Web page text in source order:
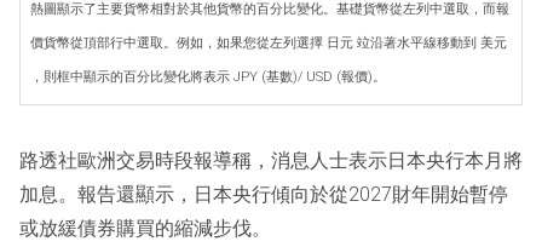
熱圖顯示了主要貨幣相對於其他貨幣的百分比變化。基礎貨幣從左列中選取，而報
價貨幣從頂部行中選取。例如，如果您從左列選擇 日元 竝沿著水平線移動到 美元
，則框中顯示的百分比變化將表示 JPY (基數)/ USD (報價)。
路透社歐洲交易時段報導稱，消息人士表示日本央行本月將
加息。報告還顯示，日本央行傾向於從2027財年開始暫停
或放緩債券購買的縮減步伐。